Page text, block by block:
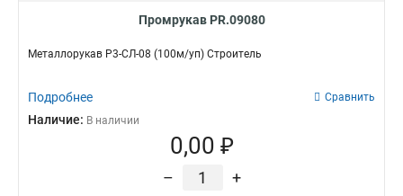
Промрукав PR.09080
Металлорукав Р3-СЛ-08 (100м/уп) Строитель
Подробнее Сравнить
Наличие: В наличии
0,00 ₽
– +